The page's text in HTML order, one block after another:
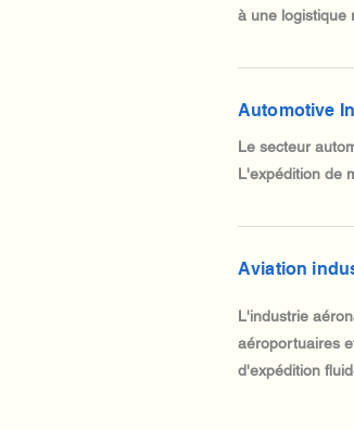
à une logistique
Automotive
Le secteur
L'expédition de
Aviation
L'industrie
aéroportuaires
d'expédition